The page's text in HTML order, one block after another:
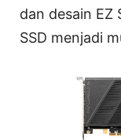
dan desain EZ
SSD menjadi